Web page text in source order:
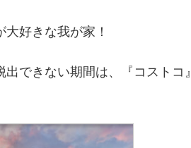
大好きな我が家！
出できない期間は、『コストコ』